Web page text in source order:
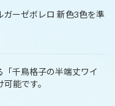
ガーゼボレロ 新色3色を準
千鳥格子の半端丈ワイ
能です。